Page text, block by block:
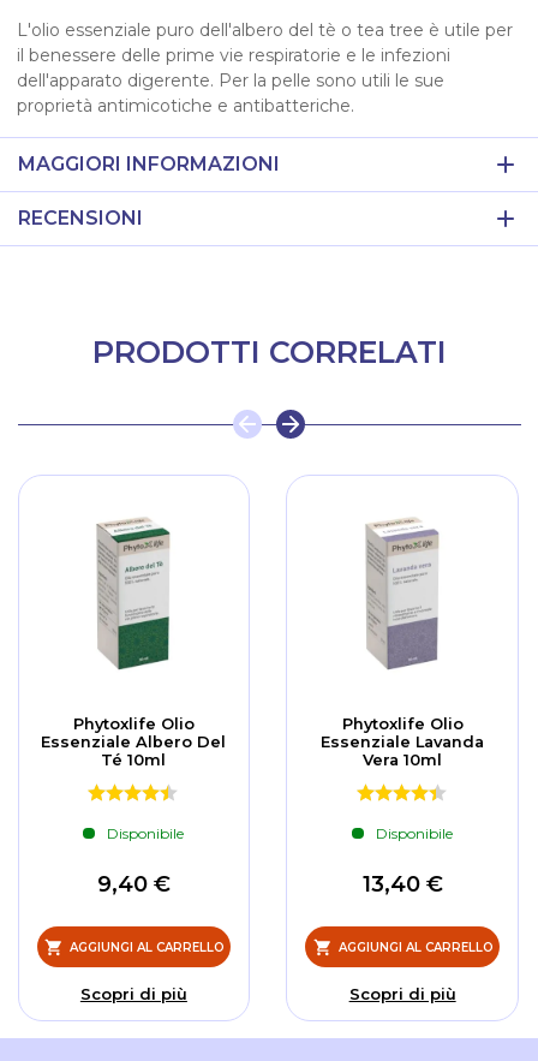
L'olio essenziale puro dell'albero del tè o tea tree è utile per
il benessere delle prime vie respiratorie e le infezioni
dell'apparato digerente. Per la pelle sono utili le sue
proprietà antimicotiche e antibatteriche.
MAGGIORI INFORMAZIONI
RECENSIONI
PRODOTTI CORRELATI
Phytoxlife Olio
Essenziale Albero Del
Té 10ml
Disponibile
9,40 €
AGGIUNGI AL CARRELLO
Scopri di più
Phytoxlife Olio
Essenziale Lavanda
Vera 10ml
Disponibile
13,40 €
AGGIUNGI AL CARRELLO
Scopri di più